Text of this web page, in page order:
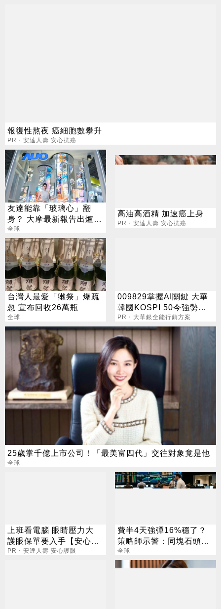
報復性熬夜 癌細胞數攀升
PR・安達人壽 安心抗癌
友達能靠「玻璃心」翻
身？ 大摩最新報告出爐
目標價也曝光
全球
高油高酒精 加速癌上身
PR・安達人壽 安心抗癌
台灣人最愛「獺祭」爆疏
忽 宣布回收26萬瓶
全球
009829掌握AI關鍵 大華
韓國KOSPI 50今強勢開
募
PR・大華銀全能行銷方案
25歲掌千億上市公司！「最美富四代」交往對象竟是他
全球
上班看電腦 眼睛壓力大
護眼保單要入手【安心護
眼定期眼睛險】
PR・安達人壽 安心護眼
費半4天強彈16%穩了？
策略師示警：同塊石頭不
會絆2次
全球